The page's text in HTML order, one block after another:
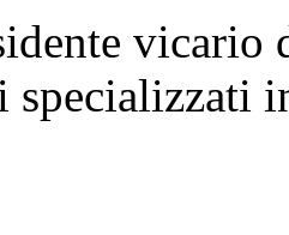
vicario